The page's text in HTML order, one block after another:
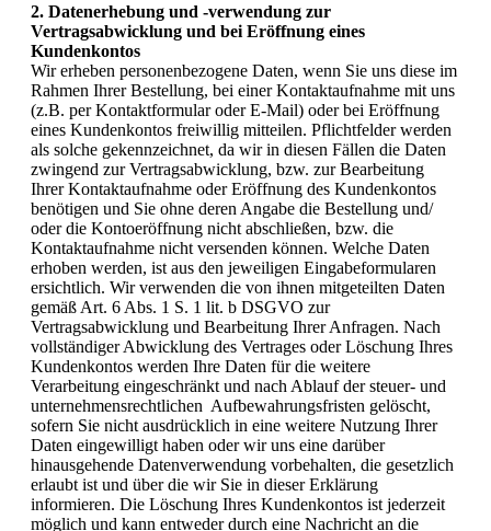
2. Datenerhebung und -verwendung zur
Vertragsabwicklung und bei Eröffnung eines
Kundenkontos
Wir erheben personenbezogene Daten, wenn Sie uns diese im
Rahmen Ihrer Bestellung, bei einer Kontaktaufnahme mit uns
(z.B. per Kontaktformular oder E-Mail) oder bei Eröffnung
eines Kundenkontos freiwillig mitteilen. Pflichtfelder werden
als solche gekennzeichnet, da wir in diesen Fällen die Daten
zwingend zur Vertragsabwicklung, bzw. zur Bearbeitung
Ihrer Kontaktaufnahme oder Eröffnung des Kundenkontos
benötigen und Sie ohne deren Angabe die Bestellung und/
oder die Kontoeröffnung nicht abschließen, bzw. die
Kontaktaufnahme nicht versenden können. Welche Daten
erhoben werden, ist aus den jeweiligen Eingabeformularen
ersichtlich. Wir verwenden die von ihnen mitgeteilten Daten
gemäß Art. 6 Abs. 1 S. 1 lit. b DSGVO zur
Vertragsabwicklung und Bearbeitung Ihrer Anfragen. Nach
vollständiger Abwicklung des Vertrages oder Löschung Ihres
Kundenkontos werden Ihre Daten für die weitere
Verarbeitung eingeschränkt und nach Ablauf der steuer- und
unternehmensrechtlichen Aufbewahrungsfristen gelöscht,
sofern Sie nicht ausdrücklich in eine weitere Nutzung Ihrer
Daten eingewilligt haben oder wir uns eine darüber
hinausgehende Datenverwendung vorbehalten, die gesetzlich
erlaubt ist und über die wir Sie in dieser Erklärung
informieren. Die Löschung Ihres Kundenkontos ist jederzeit
möglich und kann entweder durch eine Nachricht an die